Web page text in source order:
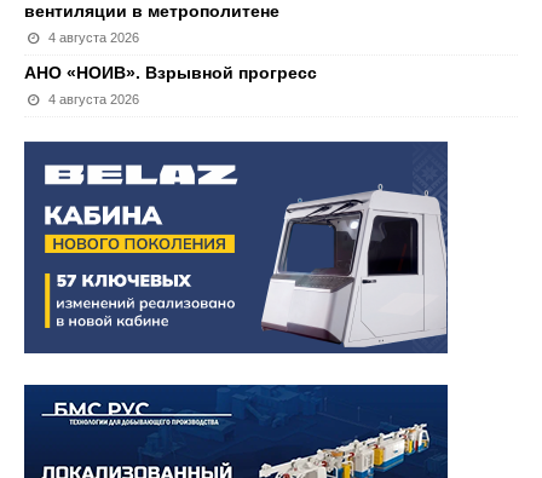
вентиляции в метрополитене
4 августа 2026
АНО «НОИВ». Взрывной прогресс
4 августа 2026